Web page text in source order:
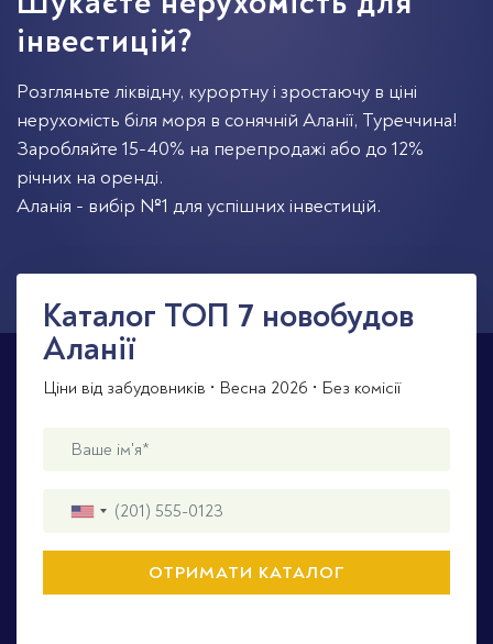
інвестицій?
Розгляньте ліквідну, курортну і зростаючу в ціні
нерухомість біля моря в сонячній Аланії, Туреччина!
Заробляйте 15-40% на перепродажі або до 12%
річних на оренді.
Аланія - вибір №1 для успішних інвестицій.
Каталог TOП 7 новобудов
Аланії
Ціни від забудовників • Весна 2026 • Без комісії